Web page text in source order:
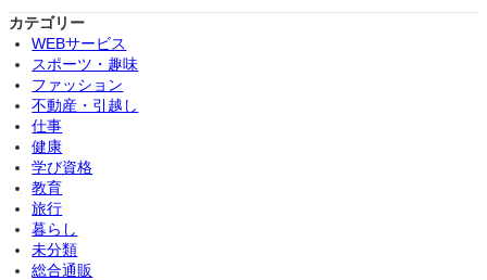
カテゴリー
WEBサービス
スポーツ・趣味
ファッション
不動産・引越し
仕事
健康
学び資格
教育
旅行
暮らし
未分類
総合通販